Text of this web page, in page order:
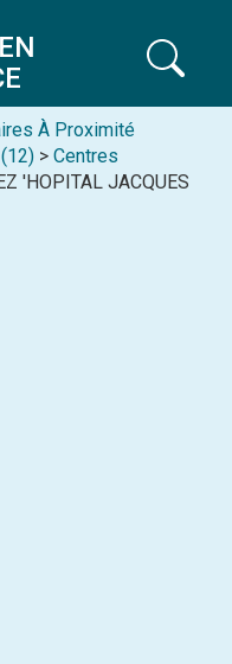
À Proximité
> Centres
'HOPITAL JACQUES